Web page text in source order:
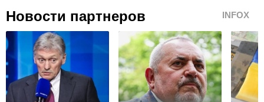
Новости партнеров INFOX